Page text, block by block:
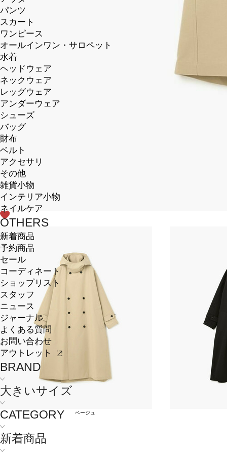
パンツ
スカート
ワンピース
オールインワン・サロペット
水着
ヘッドウェア
ネックウェア
レッグウェア
アンダーウェア
シューズ
バッグ
財布
ベルト
アクセサリ
その他
雑貨小物
インテリア小物
ネイルケア
OTHERS
新着商品
予約商品
セール
コーディネート
ショップリスト
スタッフ
ニュース
ジャーナル
よくある質問
お問い合わせ
アウトレット
BRAND
大きいサイズ
CATEGORY
新着商品
ベージュ